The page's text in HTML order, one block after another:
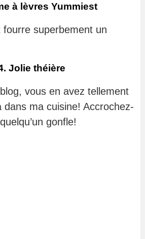
à lèvres Yummiest
fourre superbement un
Jolie théière
vous en avez tellement
dans ma cuisine! Accrochez-
gonfle!